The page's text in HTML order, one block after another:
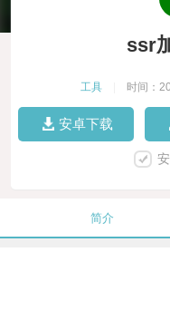
ssr
工具 时间：
安卓下载
简介